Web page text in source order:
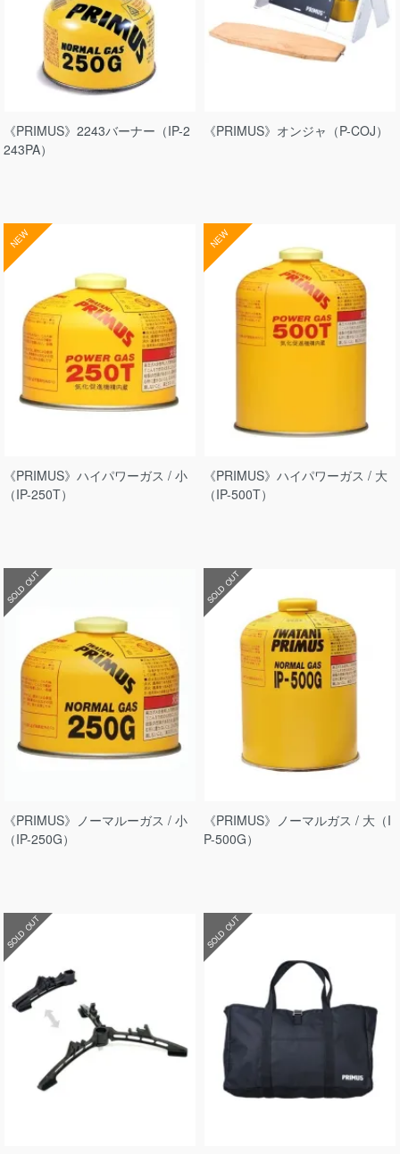
《PRIMUS》2243バーナー（IP-2
243PA）
《PRIMUS》オンジャ（P-COJ）
NEW
《PRIMUS》ハイパワーガス / 小
（IP-250T）
NEW
《PRIMUS》ハイパワーガス / 大
（IP-500T）
SOLD OUT
《PRIMUS》ノーマルーガス / 小
（IP-250G）
SOLD OUT
《PRIMUS》ノーマルガス / 大（I
P-500G）
SOLD OUT SOLD OUT